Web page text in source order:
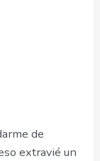
de
extravié un